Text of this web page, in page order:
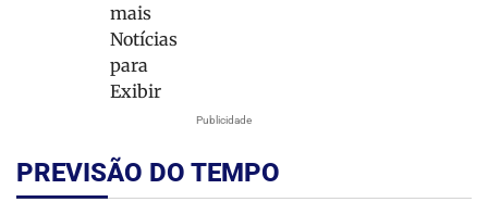
mais
Notícias
para
Exibir
Publicidade
PREVISÃO DO TEMPO